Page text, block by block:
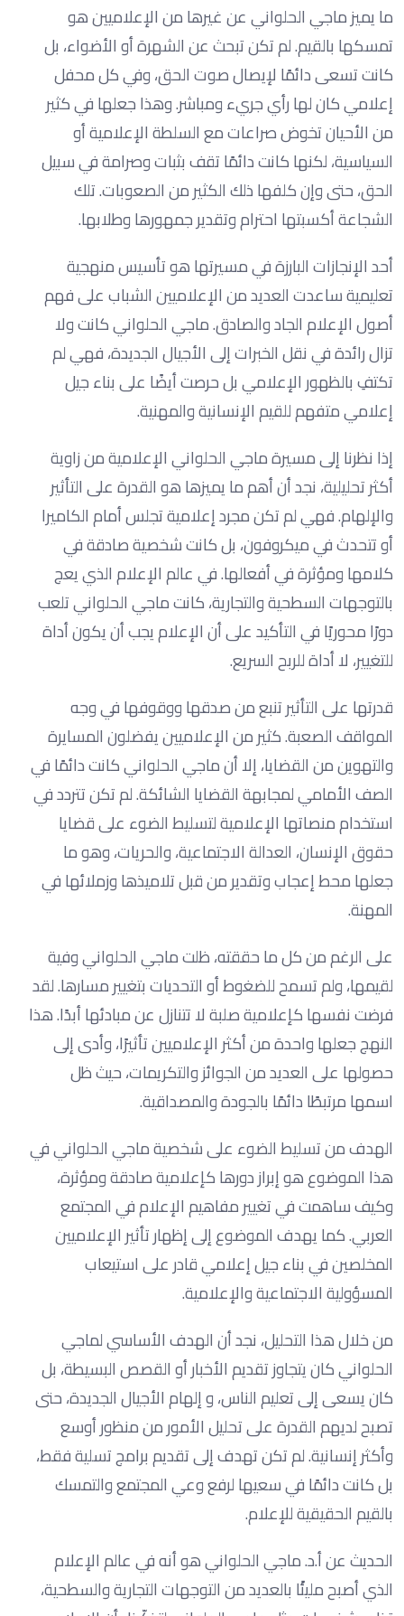
ما يميز ماجي الحلواني عن غيرها من الإعلاميين هو
تمسكها بالقيم. لم تكن تبحث عن الشهرة أو الأضواء، بل
كانت تسعى دائمًا لإيصال صوت الحق، وفي كل محفل
إعلامي كان لها رأي جريء ومباشر. وهذا جعلها في كثير
من الأحيان تخوض صراعات مع السلطة الإعلامية أو
السياسية، لكنها كانت دائمًا تقف بثبات وصرامة في سبيل
الحق، حتى وإن كلفها ذلك الكثير من الصعوبات. تلك
الشجاعة أكسبتها احترام وتقدير جمهورها وطلابها.
أحد الإنجازات البارزة في مسيرتها هو تأسيس منهجية
تعليمية ساعدت العديد من الإعلاميين الشباب على فهم
أصول الإعلام الجاد والصادق. ماجي الحلواني كانت ولا
تزال رائدة في نقل الخبرات إلى الأجيال الجديدة، فهي لم
تكتفِ بالظهور الإعلامي بل حرصت أيضًا على بناء جيل
إعلامي متفهم للقيم الإنسانية والمهنية.
إذا نظرنا إلى مسيرة ماجي الحلواني الإعلامية من زاوية
أكثر تحليلية، نجد أن أهم ما يميزها هو القدرة على التأثير
والإلهام. فهي لم تكن مجرد إعلامية تجلس أمام الكاميرا
أو تتحدث في ميكروفون، بل كانت شخصية صادقة في
كلامها ومؤثرة في أفعالها. في عالم الإعلام الذي يعج
بالتوجهات السطحية والتجارية، كانت ماجي الحلواني تلعب
دورًا محوريًا في التأكيد على أن الإعلام يجب أن يكون أداة
للتغيير، لا أداة للربح السريع.
قدرتها على التأثير تنبع من صدقها ووقوفها في وجه
المواقف الصعبة. كثير من الإعلاميين يفضلون المسايرة
والتهوين من القضايا، إلا أن ماجي الحلواني كانت دائمًا في
الصف الأمامي لمجابهة القضايا الشائكة. لم تكن تتردد في
استخدام منصاتها الإعلامية لتسليط الضوء على قضايا
حقوق الإنسان، العدالة الاجتماعية، والحريات، وهو ما
جعلها محط إعجاب وتقدير من قبل تلاميذها وزملائها في
المهنة.
على الرغم من كل ما حققته، ظلت ماجي الحلواني وفية
لقيمها، ولم تسمح للضغوط أو التحديات بتغيير مسارها. لقد
فرضت نفسها كإعلامية صلبة لا تتنازل عن مبادئها أبدًا. هذا
النهج جعلها واحدة من أكثر الإعلاميين تأثيرًا، وأدى إلى
حصولها على العديد من الجوائز والتكريمات، حيث ظل
اسمها مرتبطًا دائمًا بالجودة والمصداقية.
الهدف من تسليط الضوء على شخصية ماجي الحلواني في
هذا الموضوع هو إبراز دورها كإعلامية صادقة ومؤثرة،
وكيف ساهمت في تغيير مفاهيم الإعلام في المجتمع
العربي. كما يهدف الموضوع إلى إظهار تأثير الإعلاميين
المخلصين في بناء جيل إعلامي قادر على استيعاب
المسؤولية الاجتماعية والإعلامية.
من خلال هذا التحليل، نجد أن الهدف الأساسي لماجي
الحلواني كان يتجاوز تقديم الأخبار أو القصص البسيطة، بل
كان يسعى إلى تعليم الناس، و إلهام الأجيال الجديدة، حتى
تصبح لديهم القدرة على تحليل الأمور من منظور أوسع
وأكثر إنسانية. لم تكن تهدف إلى تقديم برامج تسلية فقط،
بل كانت دائمًا في سعيها لرفع وعي المجتمع والتمسك
بالقيم الحقيقية للإعلام.
الحديث عن أ.د. ماجي الحلواني هو أنه في عالم الإعلام
الذي أصبح مليئًا بالعديد من التوجهات التجارية والسطحية،